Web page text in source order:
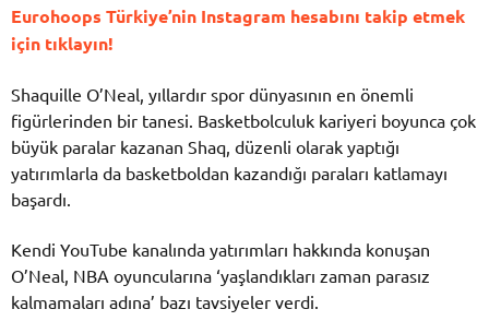
Eurohoops Türkiye’nin Instagram hesabını takip etmek
için tıklayın!
Shaquille O’Neal, yıllardır spor dünyasının en önemli
figürlerinden bir tanesi. Basketbolculuk kariyeri boyunca çok
büyük paralar kazanan Shaq, düzenli olarak yaptığı
yatırımlarla da basketboldan kazandığı paraları katlamayı
başardı.
Kendi YouTube kanalında yatırımları hakkında konuşan
O’Neal, NBA oyuncularına ‘yaşlandıkları zaman parasız
kalmamaları adına’ bazı tavsiyeler verdi.